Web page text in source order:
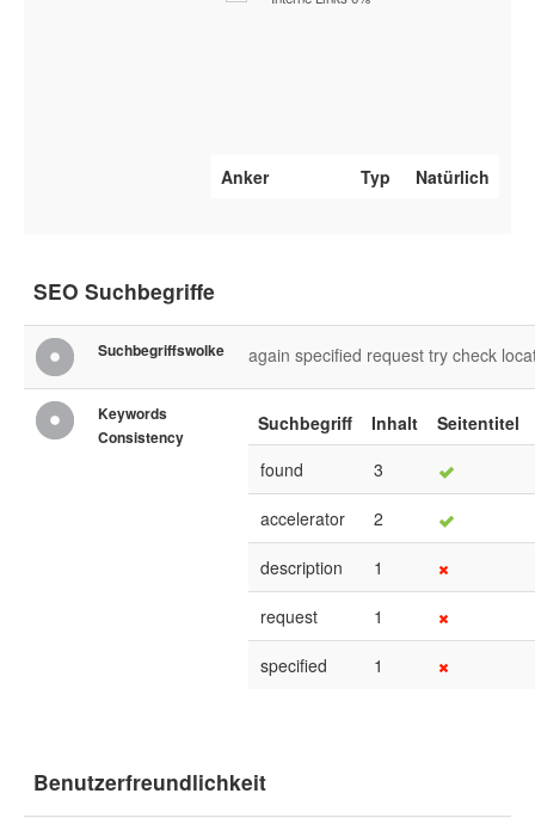
Anker Typ Natürlich
SEO Suchbegriffe
Suchbegriffswolke again specified request try check
Keywords
Consistency
Suchbegriff Inhalt
Seitentitel
found
3
accelerator 2
description 1
request 1
specified 1
Benutzerfreundlichkeit